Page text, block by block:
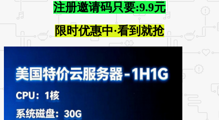
注册邀请码只要:9.9元
限时优惠中·看到就抢